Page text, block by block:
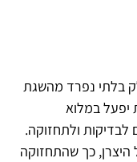
בלתי נפרד מהשגת
יפעל במלוא
לבדיקות ולתחזוקה.
היצרן, כך שהתחזוקה